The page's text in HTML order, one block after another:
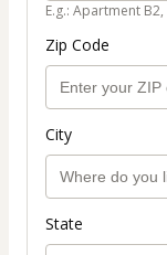
E.g.: Apartment
Zip Code
City
State